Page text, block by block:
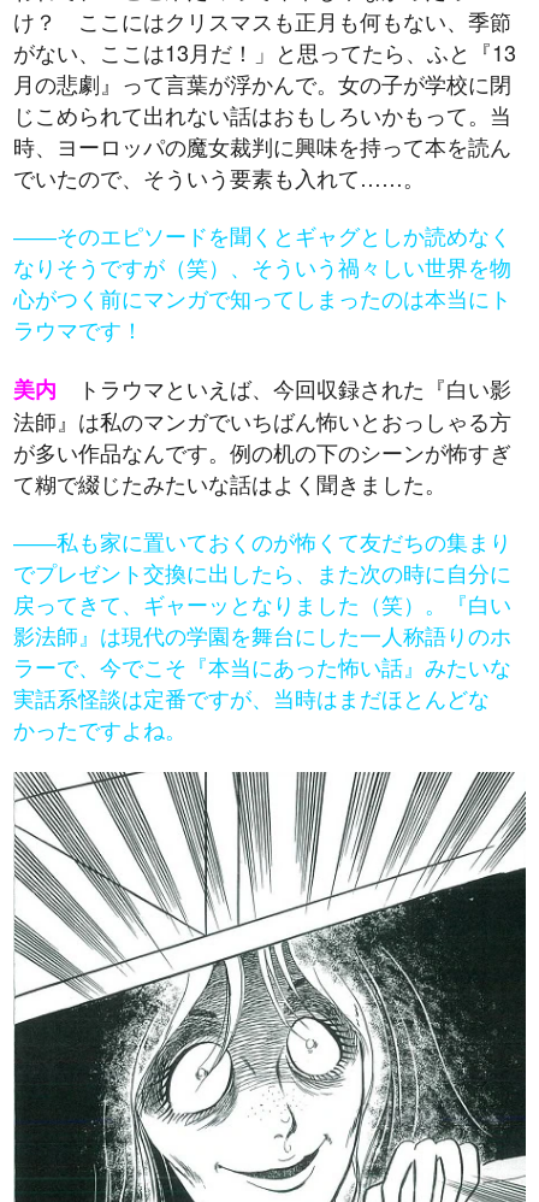
け？ ここにはクリスマスも正月も何もない、季節
がない、ここは13月だ！」と思ってたら、ふと『13
月の悲劇』って言葉が浮かんで。女の子が学校に閉
じこめられて出れない話はおもしろいかもって。当
時、ヨーロッパの魔女裁判に興味を持って本を読ん
でいたので、そういう要素も入れて……。
――そのエピソードを聞くとギャグとしか読めなく
なりそうですが（笑）、そういう禍々しい世界を物
心がつく前にマンガで知ってしまったのは本当にト
ラウマです！
美内 トラウマといえば、今回収録された『白い影
法師』は私のマンガでいちばん怖いとおっしゃる方
が多い作品なんです。例の机の下のシーンが怖すぎ
て糊で綴じたみたいな話はよく聞きました。
――私も家に置いておくのが怖くて友だちの集まり
でプレゼント交換に出したら、また次の時に自分に
戻ってきて、ギャーッとなりました（笑）。『白い
影法師』は現代の学園を舞台にした一人称語りのホ
ラーで、今でこそ『本当にあった怖い話』みたいな
実話系怪談は定番ですが、当時はまだほとんどな
かったですよね。